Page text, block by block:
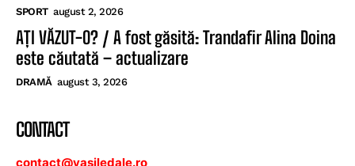
SPORT august 2, 2026
AȚI VĂZUT-O? / A fost găsită: Trandafir Alina Doina
este căutată – actualizare
DRAMĂ august 3, 2026
CONTACT
contact@vasiledale.ro